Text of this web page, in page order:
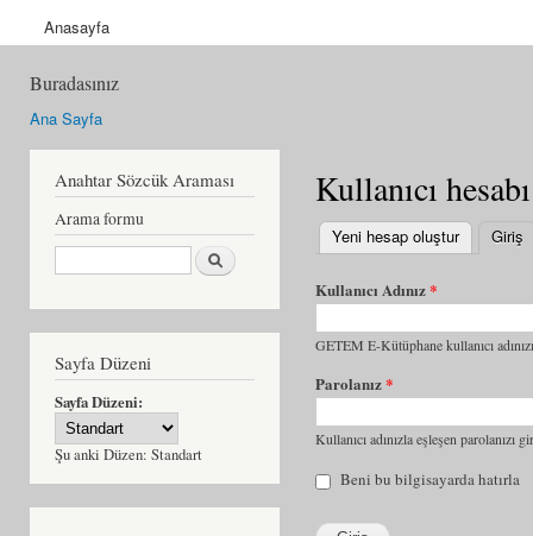
Anasayfa
Buradasınız
Ana Sayfa
Anahtar Sözcük Araması
Arama formu
Ara
Sayfa Düzeni
Sayfa Düzeni:
Şu anki Düzen: Standart
Kullanıcı hesabı
Yeni hesap oluştur Giriş
Kullanıcı Adınız*
GETEM E-Kütüphane kullanıcı
Parolanız*
Kullanıcı adınızla eşleşen parolanızı
Beni bu bilgisayarda hatırla